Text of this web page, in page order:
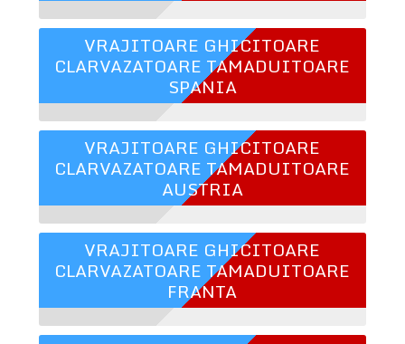
VRAJITOARE GHICITOARE
CLARVAZATOARE TAMADUITOARE
SPANIA
VRAJITOARE GHICITOARE
CLARVAZATOARE TAMADUITOARE
AUSTRIA
VRAJITOARE GHICITOARE
CLARVAZATOARE TAMADUITOARE
FRANTA